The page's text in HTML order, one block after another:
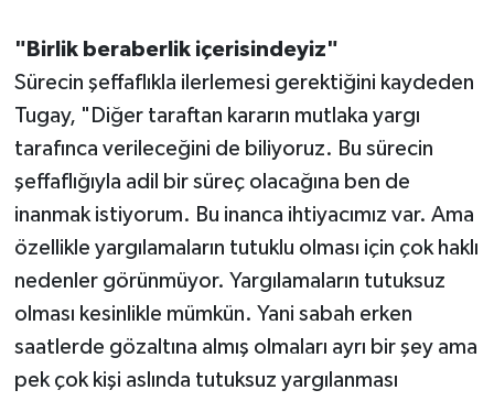
"Birlik beraberlik içerisindeyiz"
Sürecin şeffaflıkla ilerlemesi gerektiğini kaydeden
Tugay, "Diğer taraftan kararın mutlaka yargı
tarafınca verileceğini de biliyoruz. Bu sürecin
şeffaflığıyla adil bir süreç olacağına ben de
inanmak istiyorum. Bu inanca ihtiyacımız var. Ama
özellikle yargılamaların tutuklu olması için çok haklı
nedenler görünmüyor. Yargılamaların tutuksuz
olması kesinlikle mümkün. Yani sabah erken
saatlerde gözaltına almış olmaları ayrı bir şey ama
pek çok kişi aslında tutuksuz yargılanması